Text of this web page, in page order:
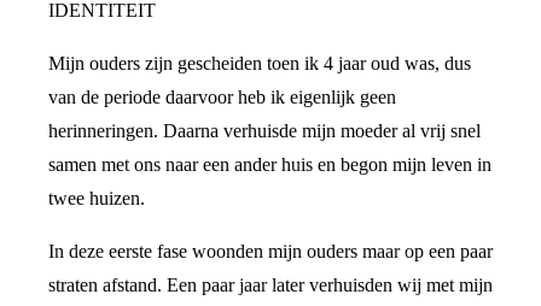
IDENTITEIT
Mijn ouders zijn gescheiden toen ik 4 jaar oud was, dus
van de periode daarvoor heb ik eigenlijk geen
herinneringen. Daarna verhuisde mijn moeder al vrij snel
samen met ons naar een ander huis en begon mijn leven in
twee huizen.
In deze eerste fase woonden mijn ouders maar op een paar
straten afstand. Een paar jaar later verhuisden wij met mijn